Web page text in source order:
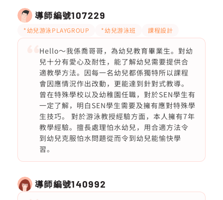
導師編號107229
*幼兒游泳PLAYGROUP *幼兒游泳班 課程設計
Hello～我係喬哥哥，為幼兒教育畢業生。對幼
兒十分有愛心及耐性，能了解幼兒需要提供合
適教學方法。因每一名幼兒都係獨特所以課程
會因應情況作出改動，更能達到針對式教導。
曾在特殊學校以及幼稚園任職，對於SEN學生有
一定了解，明白SEN學生需要及擁有應對特殊學
生技巧。 對於游泳教授經驗方面，本人擁有7年
教學經驗。擅長處理怕水幼兒，用合適方法令
到幼兒克服怕水問題從而令到幼兒能愉快學
習。
導師編號140992